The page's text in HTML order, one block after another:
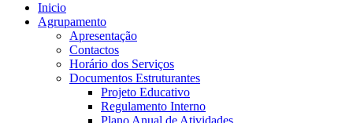
Inicio
Agrupamento
Apresentação
Contactos
Horário dos Serviços
Documentos Estruturantes
Projeto Educativo
Regulamento Interno
Plano Anual de Atividades